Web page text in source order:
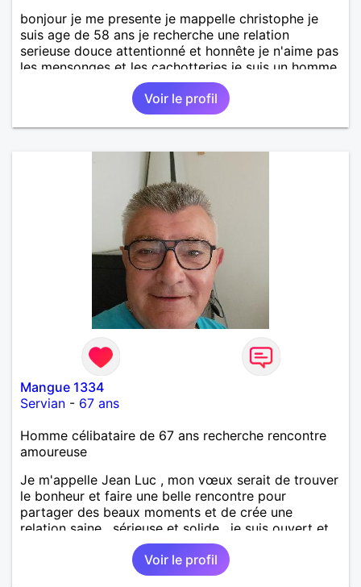
bonjour je me presente je mappelle christophe je
suis age de 58 ans je recherche une relation
serieuse douce attentionné et honnête je n'aime pas
les mensonges et les cachotteries je suis un homme
sensible doux câlin et franc. PS je n'habite pas à
Marseille mes fans de l'équipe de l'OM je suis du
département de la Nièvre 58
Voir le profil
Mangue 1334
Servian - 67 ans
Homme célibataire de 67 ans recherche rencontre
amoureuse
Je m'appelle Jean Luc , mon vœux serait de trouver
le bonheur et faire une belle rencontre pour
partager des beaux moments et de crée une
relation saine , sérieuse et solide , je suis ouvert et
Voir le profil